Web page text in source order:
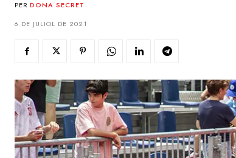
PER DONA SECRET
6 DE JULIOL DE 2021